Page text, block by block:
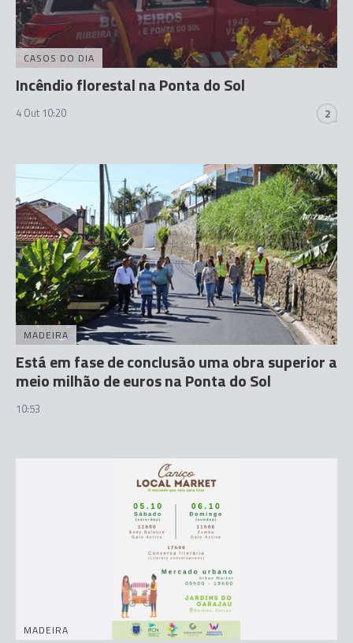
CASOS DO DIA
Incêndio florestal na Ponta do Sol
4 Out 10:20 2
MADEIRA
Está em fase de conclusão uma obra superior a
meio milhão de euros na Ponta do Sol
10:53
MADEIRA